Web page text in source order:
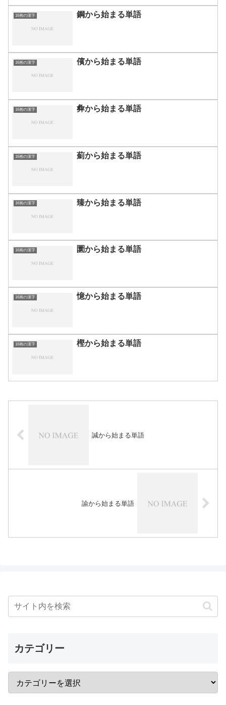
16画の漢字 鋼から始まる単語
16画の漢字 儐から始まる単語
16画の漢字 彜から始まる単語
16画の漢字 薊から始まる単語
16画の漢字 臻から始まる単語
16画の漢字 圜から始まる単語
16画の漢字 憶から始まる単語
16画の漢字 樫から始まる単語
諴から始まる単語
諭から始まる単語
カテゴリー